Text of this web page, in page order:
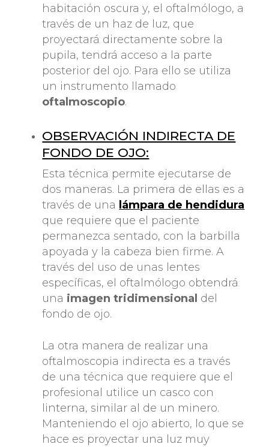
habitación oscura y, el oftalmólogo, a
través de un haz de luz, que
proyectará directamente sobre la
pupila, tendrá acceso a la parte
posterior del ojo. Para ello se utiliza
un instrumento llamado
oftalmoscopio.
OBSERVACIÓN INDIRECTA DE
FONDO DE OJO:
Esta técnica permite ejecutarse de
dos maneras. La primera de ellas es a
través de una lámpara de hendidura
que requiere que el paciente
permanezca sentado, con la barbilla
apoyada y la cabeza bien firme. A
través del uso de unas lentes
específicas, el oftalmólogo obtendrá
una imagen tridimensional del
fondo de ojo.
La otra manera de realizar una
oftalmoscopia indirecta es a través
de una técnica que requiere que el
profesional utilice un casco con
linterna, similar al de un minero.
Manteniendo el ojo abierto, lo que se
hace es proyectar una luz muy